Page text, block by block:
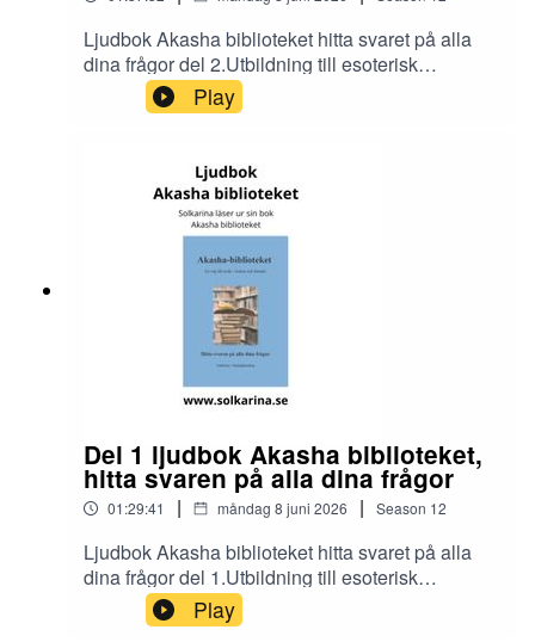
Ljudbok Akasha biblioteket hitta svaret på alla
dina frågor del 2.Utbildning till esoterisk
rådgivare och dimensionsmedium
https://solkarina.se/produkt/dimensionell-
Sinnligkunskap, TACKMin facebook grupp
https://www.facebook.com/groups/16251419920
40360.Solkarina Sinnligkunskap®
//.http://www.medireiki.sehttp://www.solkarina.seh
ttp://www.sannessens.se min digitala
kursgårdInstagram:
http://www.instagram.com/iamsolkarina.seFaceb
ook: https://www.facebook.com/profile.php?
id=61573215027349Youtube:
https://www.youtube.com/@solkarinaKalender:htt
ps://solkarina.se/kalender/
Play
Del 1 ljudbok Akasha biblioteket,
hitta svaren på alla dina frågor
01:29:41 | måndag 8 juni 2026 | Season 12
Ljudbok Akasha biblioteket hitta svaret på alla
dina frågor del 1.Utbildning till esoterisk
rådgivare och dimensionsmedium
https://solkarina.se/produkt/dimensionell-
Play